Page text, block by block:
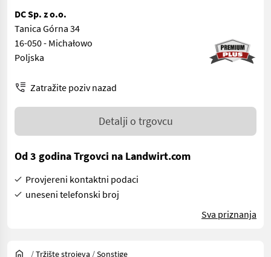
DC Sp. z o.o.
Tanica Górna 34
16-050 - Michałowo
Poljska
Zatražite poziv nazad
Detalji o trgovcu
Od 3 godina Trgovci na Landwirt.com
Provjereni kontaktni podaci
uneseni telefonski broj
Sva priznanja
/Tržište strojeva /Sonstige